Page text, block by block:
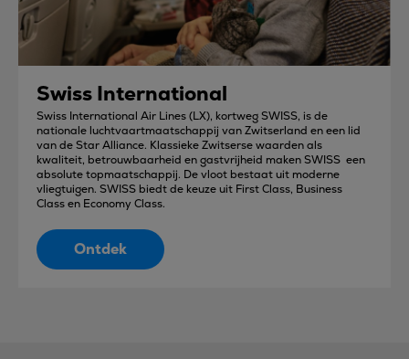
Swiss International
Swiss International Air Lines (LX), kortweg SWISS, is de
nationale luchtvaartmaatschappij van Zwitserland en een lid
van de Star Alliance. Klassieke Zwitserse waarden als
kwaliteit, betrouwbaarheid en gastvrijheid maken SWISS een
absolute topmaatschappij. De vloot bestaat uit moderne
vliegtuigen. SWISS biedt de keuze uit First Class, Business
Class en Economy Class.
Ontdek